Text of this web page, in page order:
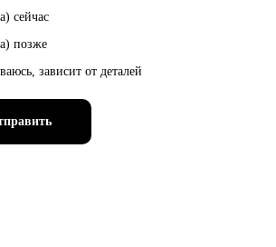
сейчас
позже
зависит от деталей